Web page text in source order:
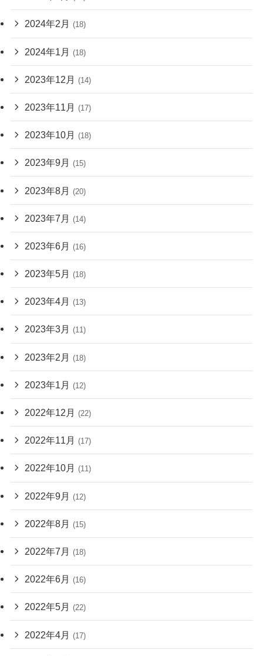
2024年2月 (18)
2024年1月 (18)
2023年12月 (14)
2023年11月 (17)
2023年10月 (18)
2023年9月 (15)
2023年8月 (20)
2023年7月 (14)
2023年6月 (16)
2023年5月 (18)
2023年4月 (13)
2023年3月 (11)
2023年2月 (18)
2023年1月 (12)
2022年12月 (22)
2022年11月 (17)
2022年10月 (11)
2022年9月 (12)
2022年8月 (15)
2022年7月 (18)
2022年6月 (16)
2022年5月 (22)
2022年4月 (17)